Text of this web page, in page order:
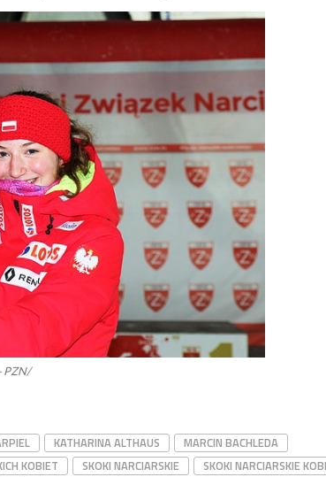
PZN/
KATHARINA ALTHAUS
MARCIN BACHLEDA
KOBIET SKOKI NARCIARSKIE
SKOKI NARCIARSKIE